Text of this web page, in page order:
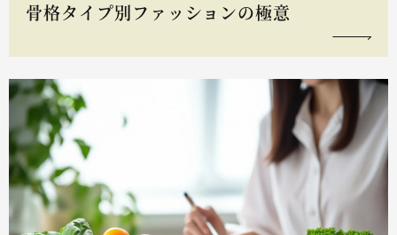
骨格タイプ別ファッションの極意